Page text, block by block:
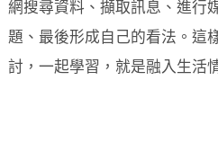
網搜尋資料、擷取訊息、進行
題、最後形成自己的看法。這
討，一起學習，就是融入生活